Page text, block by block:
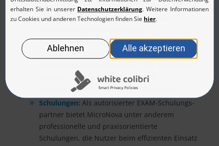
Einsatz von EXAM: Ob bei der Erstellung
produktiver Testfälle, Unterstützung bei
Bibliotheksänderungen, Anbindung weiterer
Soft- und Hardware an EXAM oder individuelles
Experten helfen, kundenspezifische
Anforderungen in die Praxis umzusetzen.
Schulungen: Als autorisierter EXAM-Schulungs­
partner bietet MicroNova unter anderem
professionelle und praxisorientierte
Schulungen, die Nutzer beim effizienten Einsatz